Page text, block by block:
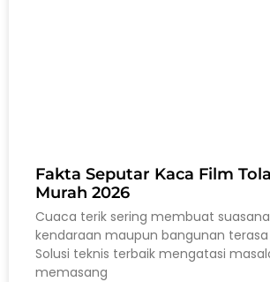
Fakta Seputar Kaca Film
Murah 2026
Cuaca terik sering membuat
kendaraan maupun bangunan
Solusi teknis terbaik mengatasi
memasang